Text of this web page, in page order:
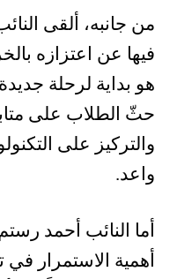
من جانبه، ألقى
فيها عن اعتزازه
هو بداية لرحلة
حثّ الطلاب على
والتركيز على
واعد.
أما النائب أحمد
أهمية الاستمرار في